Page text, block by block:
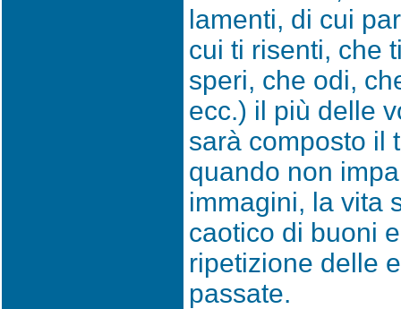
lamenti, di cui
cui ti risenti, che
speri, che odi,
ecc.) il più delle
sarà composto il
quando non
immagini, la vita
caotico di buoni
ripetizione delle
passate.